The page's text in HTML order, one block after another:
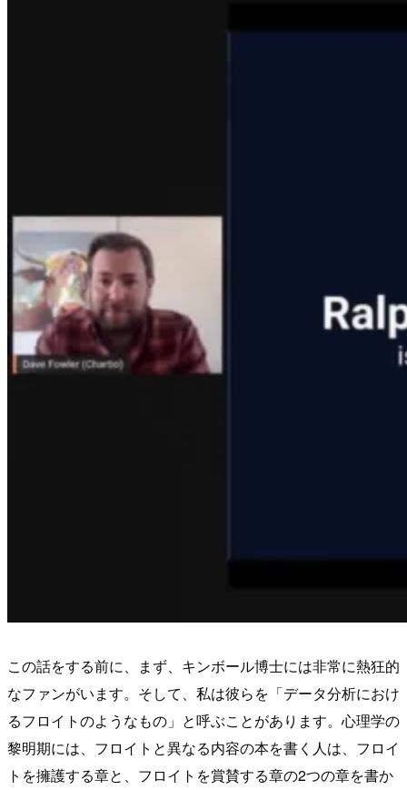
この話をする前に、まず、キンボール博士には非常に熱狂的
なファンがいます。そして、私は彼らを「データ分析におけ
るフロイトのようなもの」と呼ぶことがあります。心理学の
黎明期には、フロイトと異なる内容の本を書く人は、フロイ
トを擁護する章と、フロイトを賞賛する章の2つの章を書か